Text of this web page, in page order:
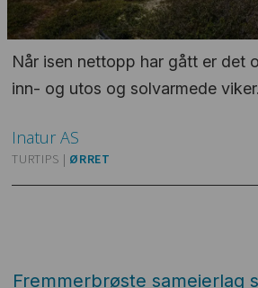
Når isen nettopp har gått er det
inn- og utos og solvarmede viker.
Inatur AS
TURTIPS | ØRRET
Fremmerbrøste sameierlag